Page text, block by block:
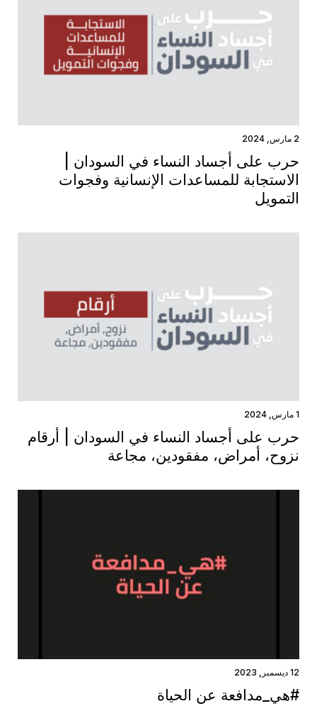
2 مارس, 2024
حرب على أجساد النساء في السودان |
الاستجابة للمساعدات الإنسانية وفجوات
التمويل
1 مارس, 2024
حرب على أجساد النساء في السودان | أرقام
نزوح، أمراض، مفقودين، مجاعة
12 ديسمبر, 2023
#هي_مدافعة عن الحياة